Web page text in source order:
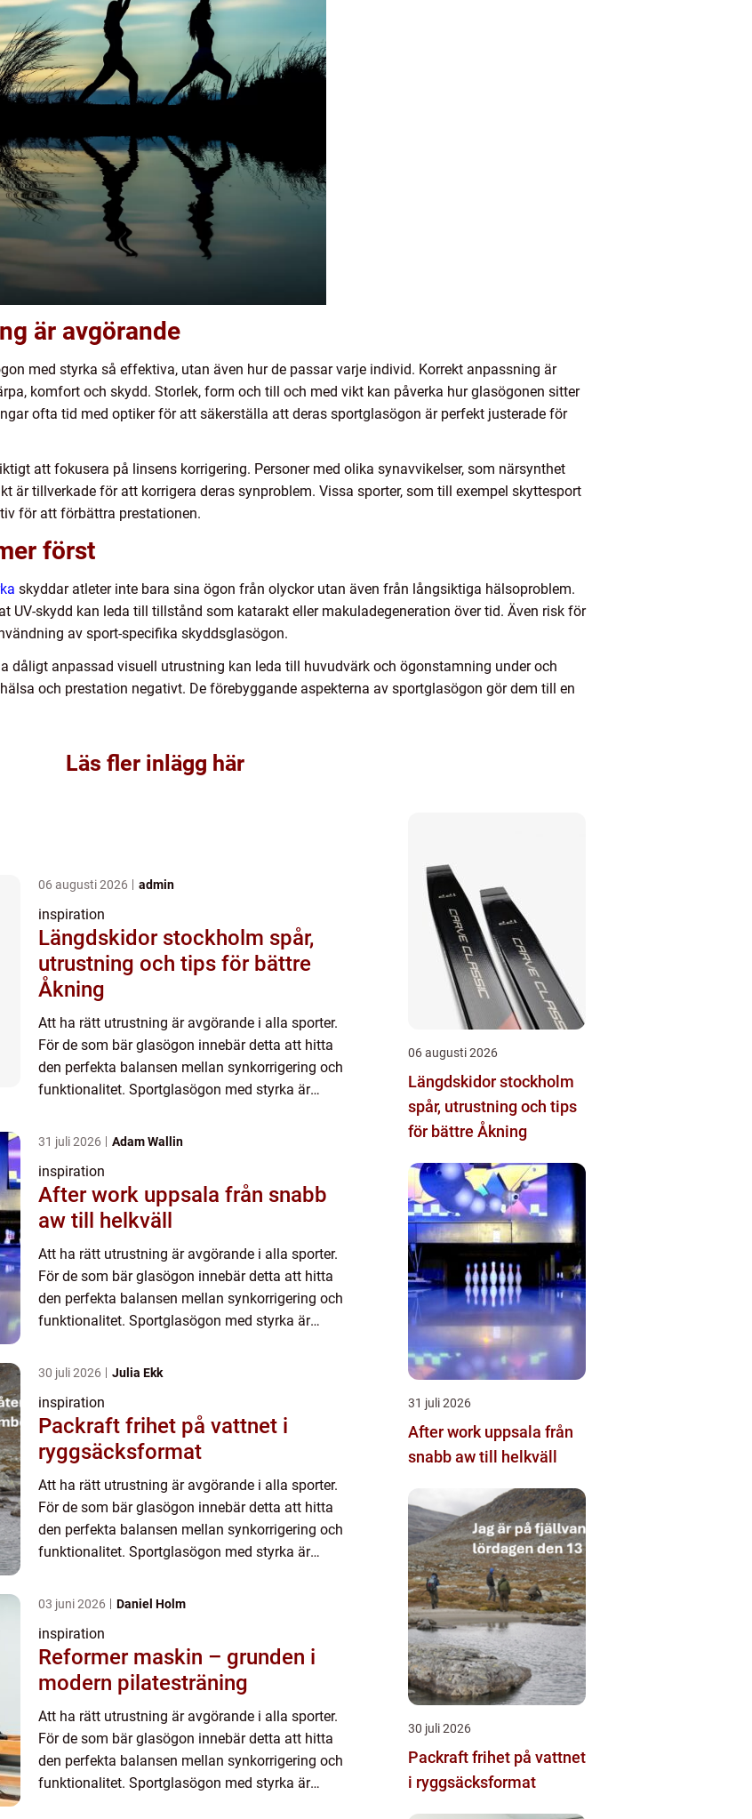
är avgörande
med styrka så effektiva, utan även hur de passar varje individ. Korrekt anpassning är
komfort och skydd. Storlek, form och till och med vikt kan påverka hur glasögonen sitter
ofta tid med optiker för att säkerställa att deras sportglasögon är perfekt justerade för
att fokusera på linsens korrigering. Personer med olika synavvikelser, som närsynthet
är tillverkade för att korrigera deras synproblem. Vissa sporter, som till exempel skyttesport
för att förbättra prestationen.
först
skyddar atleter inte bara sina ögon från olyckor utan även från långsiktiga hälsoproblem.
UV-skydd kan leda till tillstånd som katarakt eller makuladegeneration över tid. Även risk för
av sport-specifika skyddsglasögon.
dåligt anpassad visuell utrustning kan leda till huvudvärk och ögonstamning under och
och prestation negativt. De förebyggande aspekterna av sportglasögon gör dem till en
Läs fler inlägg här
06 augusti 2026 admin
inspiration
Längdskidor stockholm spår,
utrustning och tips för bättre
Åkning
Att ha rätt utrustning är avgörande i alla sporter.
För de som bär glasögon innebär detta att hitta
den perfekta balansen mellan synkorrigering och
funktionalitet. Sportglasögon med styrka är
31 juli 2026 Adam Wallin
inspiration
After work uppsala från snabb
aw till helkväll
Att ha rätt utrustning är avgörande i alla sporter.
För de som bär glasögon innebär detta att hitta
den perfekta balansen mellan synkorrigering och
funktionalitet. Sportglasögon med styrka är
30 juli 2026 Julia Ekk
inspiration
Packraft frihet på vattnet i
ryggsäcksformat
Att ha rätt utrustning är avgörande i alla sporter.
För de som bär glasögon innebär detta att hitta
den perfekta balansen mellan synkorrigering och
funktionalitet. Sportglasögon med styrka är
03 juni 2026 Daniel Holm
inspiration
Reformer maskin – grunden i
modern pilatesträning
Att ha rätt utrustning är avgörande i alla sporter.
För de som bär glasögon innebär detta att hitta
den perfekta balansen mellan synkorrigering och
funktionalitet. Sportglasögon med styrka är
06 augusti 2026
Längdskidor stockholm
spår, utrustning och tips
för bättre Åkning
31 juli 2026
After work uppsala från
snabb aw till helkväll
30 juli 2026
Packraft frihet på vattnet
i ryggsäcksformat